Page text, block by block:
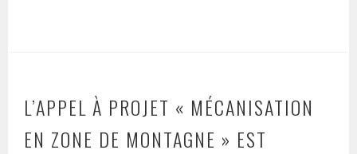
L’APPEL À PROJET « MÉCANISATION
EN ZONE DE MONTAGNE » EST